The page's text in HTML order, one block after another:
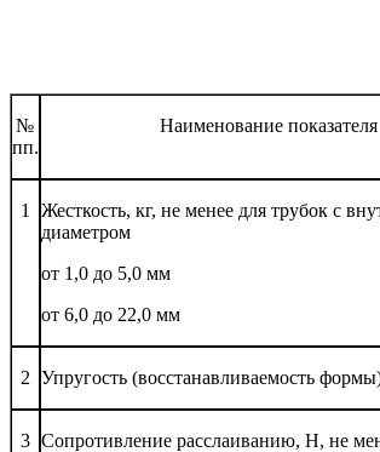
№
пп.
Наименование показателя
1
Жесткость, кг, не менее для трубок с
диаметром
от 1,0 до 5,0 мм
от 6,0 до 22,0 мм
2 Упругость (восстанавливаемость
3 Сопротивление расслаиванию, Н, не